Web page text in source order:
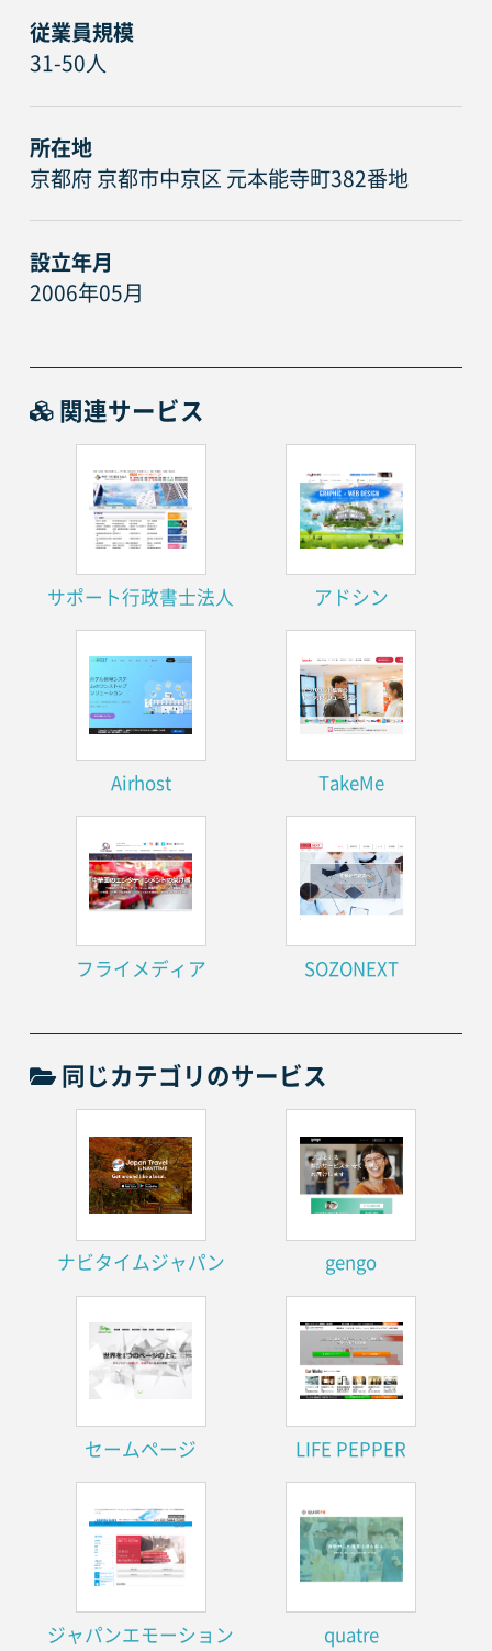
従業員規模
31-50人
所在地
京都府 京都市中京区 元本能寺町382番地
設立年月
2006年05月
関連サービス
サポート行政書士法人 アドシン
Airhost TakeMe
フライメディア SOZONEXT
同じカテゴリのサービス
ナビタイムジャパン gengo
セームページ LIFE PEPPER
ジャパンエモーション quatre